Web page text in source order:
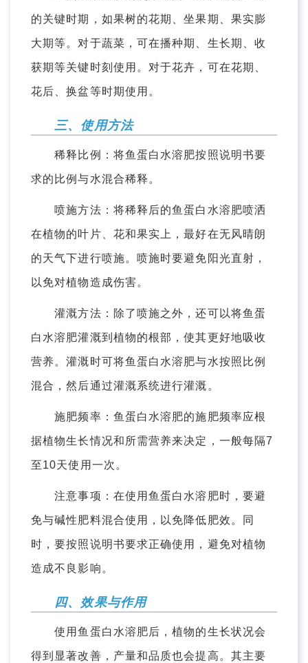
的关键时期，如果树的花期、坐果期、果实膨
大期等。对于蔬菜，可在播种期、生长期、收
获期等关键时刻使用。对于花卉，可在花期、
花后、换盆等时期使用。
三、使用方法
稀释比例：将鱼蛋白水溶肥按照说明书要
求的比例与水混合稀释。
喷施方法：将稀释后的鱼蛋白水溶肥喷洒
在植物的叶片、花和果实上，最好在无风晴朗
的天气下进行喷施。喷施时要避免阳光直射，
以免对植物造成伤害。
灌溉方法：除了喷施之外，还可以将鱼蛋
白水溶肥灌溉到植物的根部，使其更好地吸收
营养。灌溉时可将鱼蛋白水溶肥与水按照比例
混合，然后通过灌溉系统进行灌溉。
施肥频率：鱼蛋白水溶肥的施肥频率应根
据植物生长情况和所需营养来决定，一般每隔7
至10天使用一次。
注意事项：在使用鱼蛋白水溶肥时，要避
免与碱性肥料混合使用，以免降低肥效。同
时，要按照说明书要求正确使用，避免对植物
造成不良影响。
四、效果与作用
使用鱼蛋白水溶肥后，植物的生长状况会
得到显著改善，产量和品质也会提高。其主要